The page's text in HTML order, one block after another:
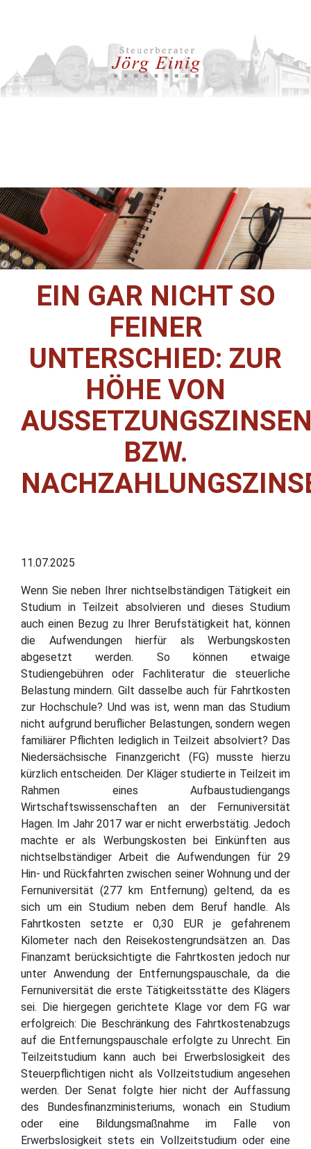
EIN GAR NICHT SO
FEINER
UNTERSCHIED: ZUR
HÖHE VON
BZW.
11.07.2025
Wenn Sie neben Ihrer nichtselbständigen Tätigkeit ein
Studium in Teilzeit absolvieren und dieses Studium
auch einen Bezug zu Ihrer Berufstätigkeit hat, können
die Aufwendungen hierfür als Werbungskosten
abgesetzt werden. So können etwaige
Studiengebühren oder Fachliteratur die steuerliche
Belastung mindern. Gilt dasselbe auch für Fahrtkosten
zur Hochschule? Und was ist, wenn man das Studium
nicht aufgrund beruflicher Belastungen, sondern wegen
familiärer Pflichten lediglich in Teilzeit absolviert? Das
Niedersächsische Finanzgericht (FG) musste hierzu
kürzlich entscheiden. Der Kläger studierte in Teilzeit im
Rahmen eines Aufbaustudiengangs
Wirtschaftswissenschaften an der Fernuniversität
Hagen. Im Jahr 2017 war er nicht erwerbstätig. Jedoch
machte er als Werbungskosten bei Einkünften aus
nichtselbständiger Arbeit die Aufwendungen für 29
Hin- und Rückfahrten zwischen seiner Wohnung und der
Fernuniversität (277 km Entfernung) geltend, da es
sich um ein Studium neben dem Beruf handle. Als
Fahrtkosten setzte er 0,30 EUR je gefahrenem
Kilometer nach den Reisekostengrundsätzen an. Das
Finanzamt berücksichtigte die Fahrtkosten jedoch nur
unter Anwendung der Entfernungspauschale, da die
Fernuniversität die erste Tätigkeitsstätte des Klägers
sei. Die hiergegen gerichtete Klage vor dem FG war
erfolgreich: Die Beschränkung des Fahrtkostenabzugs
auf die Entfernungspauschale erfolgte zu Unrecht. Ein
Teilzeitstudium kann auch bei Erwerbslosigkeit des
Steuerpflichtigen nicht als Vollzeitstudium angesehen
werden. Der Senat folgte hier nicht der Auffassung
des Bundesfinanzministeriums, wonach ein Studium
oder eine Bildungsmaßnahme im Falle von
Erwerbslosigkeit stets ein Vollzeitstudium oder eine